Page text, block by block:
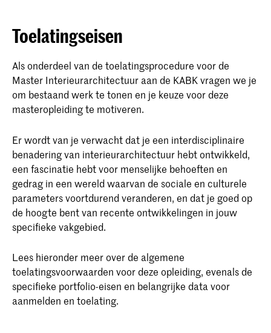
Toelatingseisen
Als onderdeel van de toelatingsprocedure voor de
Master Interieurarchitectuur aan de KABK vragen we je
om bestaand werk te tonen en je keuze voor deze
masteropleiding te motiveren.
Er wordt van je verwacht dat je een interdisciplinaire
benadering van interieurarchitectuur hebt ontwikkeld,
een fascinatie hebt voor menselijke behoeften en
gedrag in een wereld waarvan de sociale en culturele
parameters voortdurend veranderen, en dat je goed op
de hoogte bent van recente ontwikkelingen in jouw
specifieke vakgebied.
Lees hieronder meer over de algemene
toelatingsvoorwaarden voor deze opleiding, evenals de
specifieke portfolio-eisen en belangrijke data voor
aanmelden en toelating.